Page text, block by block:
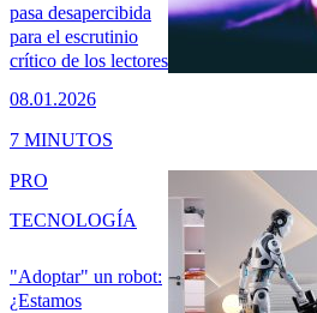
pasa desapercibida
para el escrutinio
crítico de los lectores
08.01.2026
7 MINUTOS
"Adoptar" un robot:
¿Estamos
PRO
TECNOLOGÍA